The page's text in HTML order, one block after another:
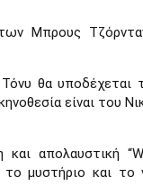
Mπρους
θα υποδέχεται
είναι του
και απολαυστική
μυστήριο και το
απονομής
Ένωσης